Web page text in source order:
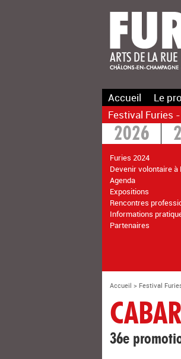
Accueil Le
Festival Furies
2026
Furies 2024
Devenir volontaire à
Agenda
Expositions
Rencontres
Informations
Partenaires
2016
Accueil > Festival
36e